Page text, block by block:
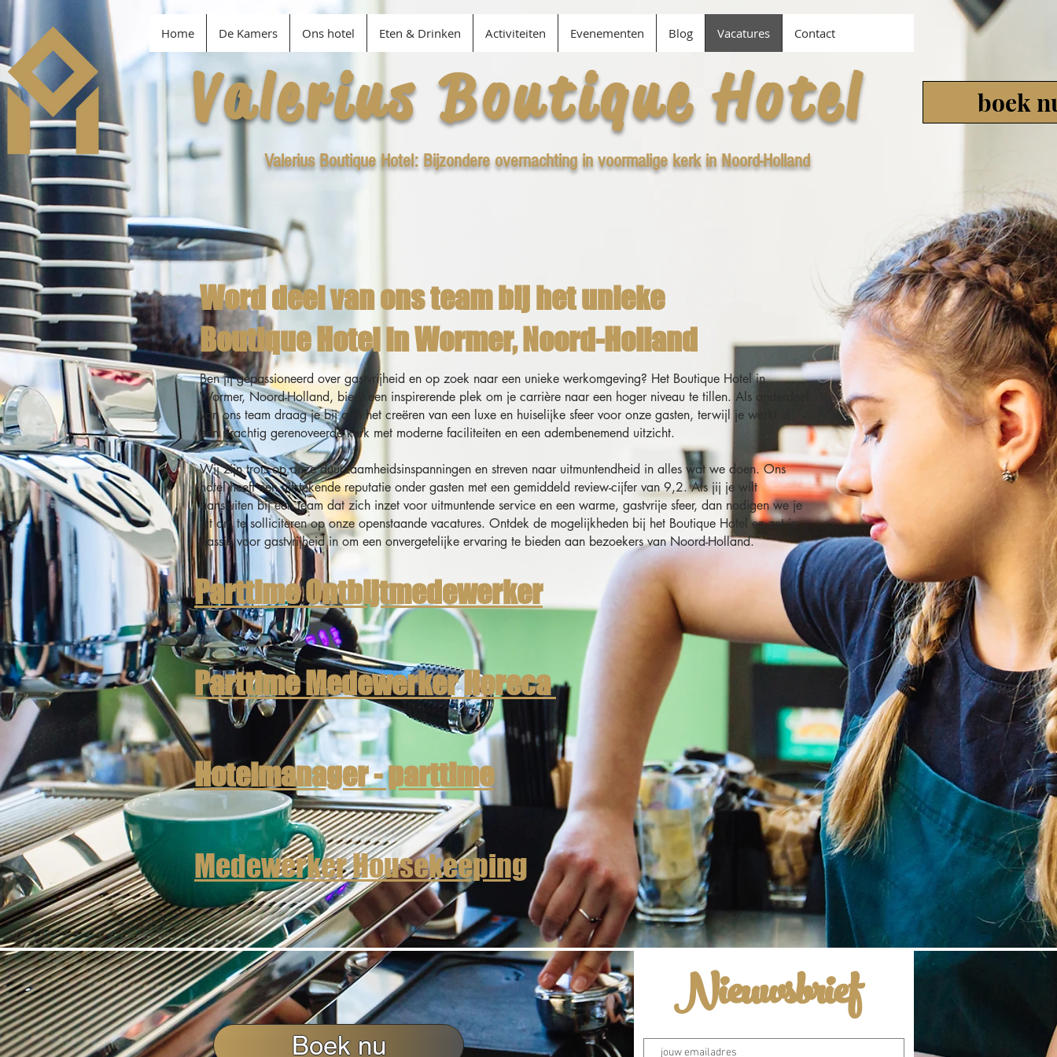
Home De Kamers Ons hotel Eten & Drinken Activiteiten Evenementen Blog Vacatures Contact
Valerius Boutique Hotel boek
Valerius Boutique Hotel: Bijzondere overnachting in voormalige kerk in Noord-Holland
Word deel van ons team bij het unieke
Boutique Hotel in Wormer, Noord-Holland
Ben jij gepassioneerd over gastvrijheid en op zoek naar een unieke werkomgeving? Het Boutique Hotel in
Wormer, Noord-Holland, biedt een inspirerende plek om je carrière naar een hoger niveau te tillen. Als onderdeel
van ons team draag je bij aan het creëren van een luxe en huiselijke sfeer voor onze gasten, terwijl je werkt in
een prachtig gerenoveerde kerk met moderne faciliteiten en een adembenemend uitzicht.
Wij zijn trots op onze duurzaamheidsinspanningen en streven naar uitmuntendheid in alles wat we doen. Ons
hotel heeft een uitstekende reputatie onder gasten met een gemiddeld review-cijfer van 9,2. Als jij je wilt
aansluiten bij een team dat zich inzet voor uitmuntende service en een warme, gastvrije sfeer, dan nodigen we je
uit om te solliciteren op onze openstaande vacatures. Ontdek de mogelijkheden bij het Boutique Hotel en zet je
passie voor gastvrijheid in om een onvergetelijke ervaring te bieden aan bezoekers van Noord-Holland.
Parttime Ontbijtmedewerker
Parttime Medewerker Horeca
Hotelmanager - parttime
Medewerker Housekeeping
Boek nu
Nieuwsbrief